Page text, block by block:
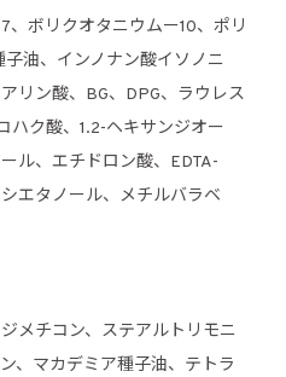
、ボリクオタニウムー10、ポリ
油、インノナン酸イソノニ
リン酸、BG、DPG、ラウレス
ハク酸、1.2-ヘキサンジオー
ル、エチドロン酸、EDTA-
エタノール、メチルバラベ
メチコン、ステアルトリモニ
、マカデミア種子油、テトラ